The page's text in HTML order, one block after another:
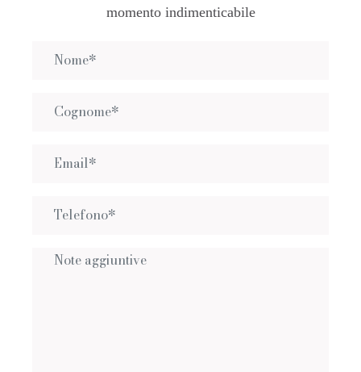
momento indimenticabile